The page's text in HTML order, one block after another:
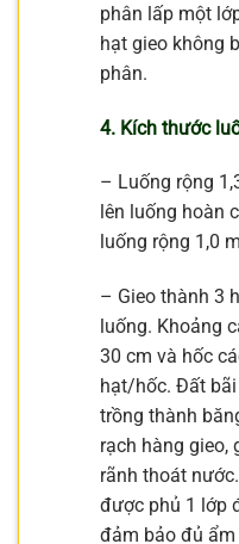
phân lấp một
hạt gieo không
phân.
4. Kích thước
– Luống rộng
lên luống hoàn
luống rộng 1,0
– Gieo thành 3
luống. Khoảng
30 cm và hốc
hạt/hốc. Đất
trồng thành
rạch hàng gieo,
rãnh thoát
được phủ 1 lớp
đảm bảo đủ